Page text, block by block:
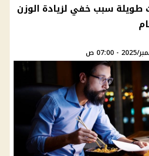
طويلة سبب خفي لزيادة الوزن